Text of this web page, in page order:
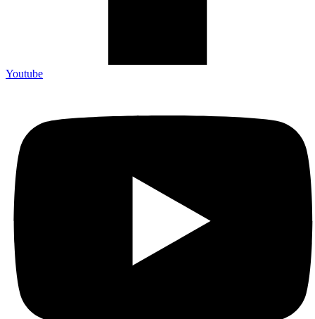
Youtube